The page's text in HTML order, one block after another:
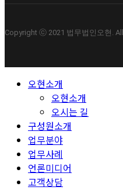
Copyright ⓒ 2021 법무법인오현.
Close 오현소개
오현소개
오시는 길
구성원소개
업무분야
업무사례
언론미디어
고객상담